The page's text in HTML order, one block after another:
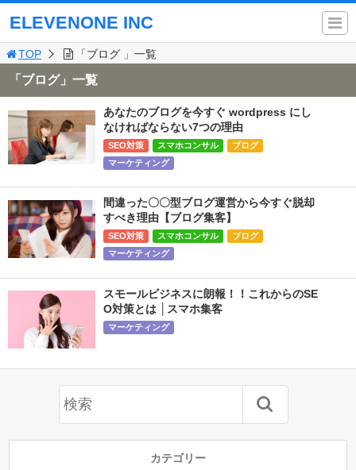
ELEVENONE INC
TOP 「ブログ 」一覧
「ブログ」一覧
あなたのブログを今すぐ wordpress にし
なければならない7つの理由
SEO対策 スマホコンサル
ブログ
マーケティング
間違った〇〇型ブログ運営から今すぐ脱却
すべき理由【ブログ集客】
SEO対策 スマホコンサル
ブログ
マーケティング
スモールビジネスに朗報！！これからのSE
O対策とは │スマホ集客
マーケティング
カテゴリー